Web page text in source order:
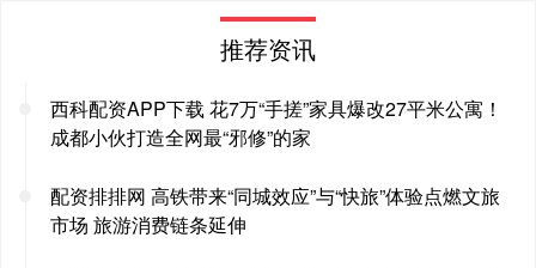
推荐资讯
西科配资APP下载 花7万“手搓”家具爆改27平米公寓！
成都小伙打造全网最“邪修”的家
配资排排网 高铁带来“同城效应”与“快旅”体验点燃文旅
市场 旅游消费链条延伸